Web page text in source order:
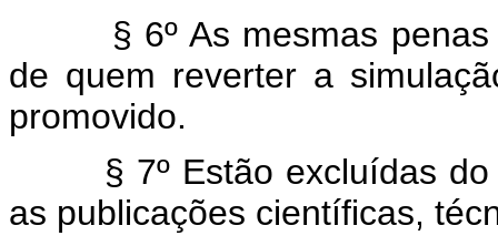
§ 6º As mesmas penas
de quem reverter a
promovido.
§ 7º Estão excluídas do
as publicações científicas,